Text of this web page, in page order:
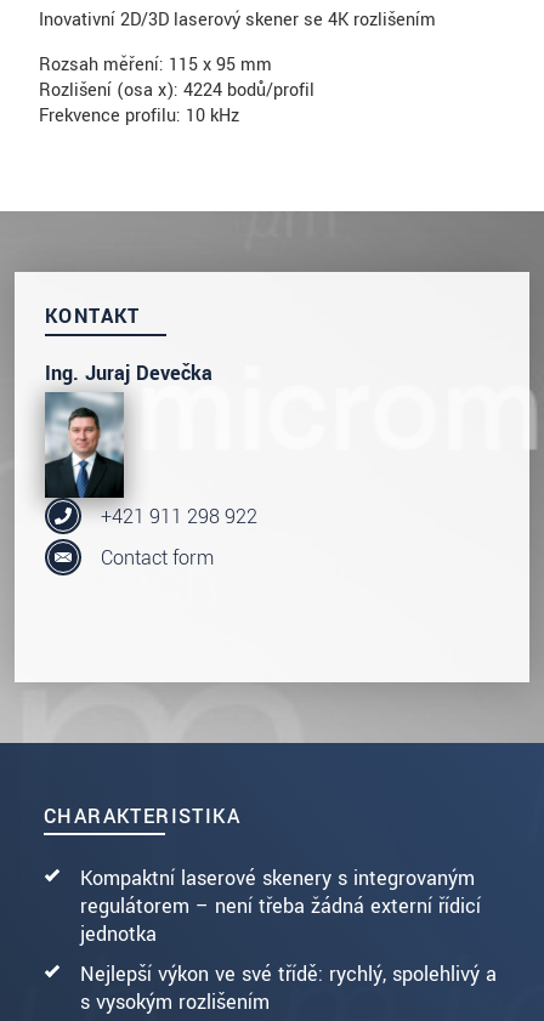
Inovativní 2D/3D laserový skener se 4K rozlišením
Rozsah měření: 115 x 95 mm
Rozlišení (osa x): 4224 bodů/profil
Frekvence profilu: 10 kHz
CHARAKTERISTIKA
Kompaktní laserové skenery s integrovaným
regulátorem – není třeba žádná externí řídicí
jednotka
Nejlepší výkon ve své třídě: rychlý, spolehlivý a
s vysokým rozlišením
KONTAKT
Ing. Juraj Devečka
+421 911 298 922
Contact form